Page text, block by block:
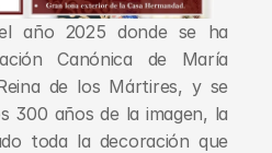
año 2025 donde se ha
Canónica de María
de los Mártires, y se
300 años de la imagen, la
toda la decoración que